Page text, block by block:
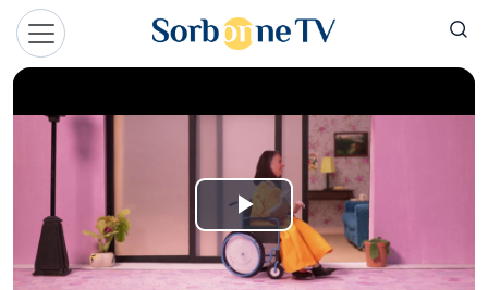
Aller au contenu principal
Panneau de gestion des cookies